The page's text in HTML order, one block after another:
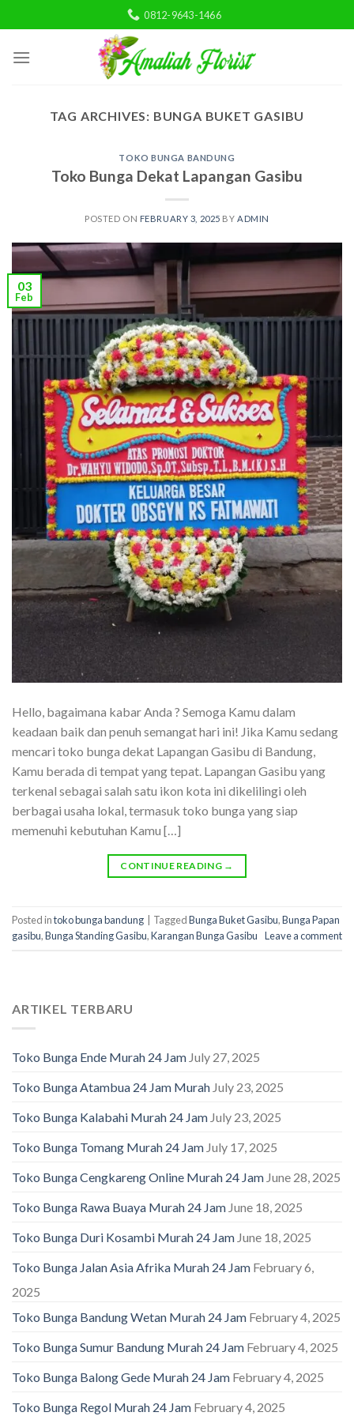
to
content
0812-9643-1466
TAG ARCHIVES: BUNGA BUKET GASIBU
TOKO BUNGA BANDUNG
Toko Bunga Dekat Lapangan Gasibu
POSTED ON FEBRUARY 3, 2025 BY ADMIN
03
Feb
Hello, bagaimana kabar Anda ? Semoga Kamu dalam
keadaan baik dan penuh semangat hari ini! Jika Kamu sedang
mencari toko bunga dekat Lapangan Gasibu di Bandung,
Kamu berada di tempat yang tepat. Lapangan Gasibu yang
terkenal sebagai salah satu ikon kota ini dikelilingi oleh
berbagai usaha lokal, termasuk toko bunga yang siap
memenuhi kebutuhan Kamu […]
CONTINUE READING →
Posted intoko bunga bandung TaggedBunga Buket Gasibu,Bunga Papan
gasibu,Bunga Standing Gasibu,Karangan Bunga Gasibu Leave a comment
ARTIKEL TERBARU
Toko Bunga Ende Murah 24 Jam July 27, 2025
Toko Bunga Atambua 24 Jam Murah July 23, 2025
Toko Bunga Kalabahi Murah 24 Jam July 23, 2025
Toko Bunga Tomang Murah 24 Jam July 17, 2025
Toko Bunga Cengkareng Online Murah 24 Jam June 28, 2025
Toko Bunga Rawa Buaya Murah 24 Jam June 18, 2025
Toko Bunga Duri Kosambi Murah 24 Jam June 18, 2025
Toko Bunga Jalan Asia Afrika Murah 24 Jam February 6,
2025
Toko Bunga Bandung Wetan Murah 24 Jam February 4, 2025
Toko Bunga Sumur Bandung Murah 24 Jam February 4, 2025
Toko Bunga Balong Gede Murah 24 Jam February 4, 2025
Toko Bunga Regol Murah 24 Jam February 4, 2025